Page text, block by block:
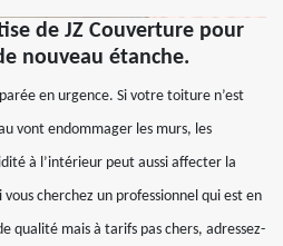
de JZ Couverture pour
nouveau étanche.
en urgence. Si votre toiture n’est
vont endommager les murs, les
à l’intérieur peut aussi affecter la
vous cherchez un professionnel qui est en
qualité mais à tarifs pas chers, adressez-